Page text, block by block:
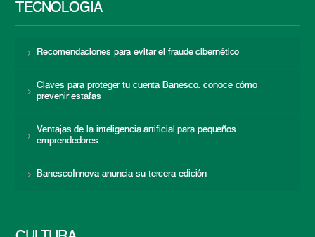
TECNOLOGÍA
Recomendaciones para evitar el fraude cibernético
Claves para proteger tu cuenta Banesco: conoce cómo
prevenir estafas
Ventajas de la inteligencia artificial para pequeños
emprendedores
BanescoInnova anuncia su tercera edición